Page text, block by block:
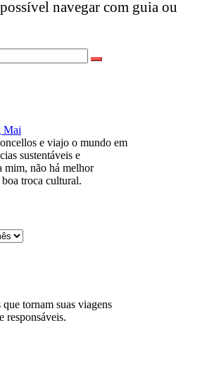
navegar com guia ou
e viajo o mundo em
sustentáveis e
mim, não há melhor
troca cultural.
tornam suas viagens
responsáveis.